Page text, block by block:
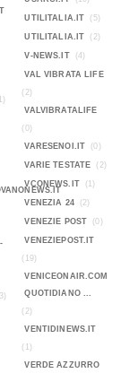
UTILITALIA.IT (5)
UTILITALIA.IT (2)
V-NEWS.IT (4)
VAL VIBRATA LIFE
(2)
VALVIBRATALIFE
(0)
VARESENOI.IT
(0)
VARIE TESTATE (2)
VCONEWS.IT (1)
VENEZIA 24 (2)
VENEZIE POST (0)
VENEZIEPOST.IT
(19)
VENICEONAIR.COM
QUOTIDIANO ...
(2)
VENTIDINEWS.IT
(1)
VERDE AZZURRO